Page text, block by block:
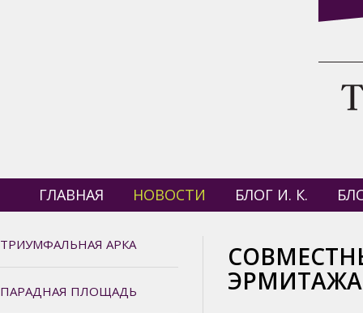
ГЛАВНАЯ НОВОСТИ БЛОГ И. К.
ТРИУМФАЛЬНАЯ АРКА
ПАРАДНАЯ ПЛОЩАДЬ ЭРМИТАЖА